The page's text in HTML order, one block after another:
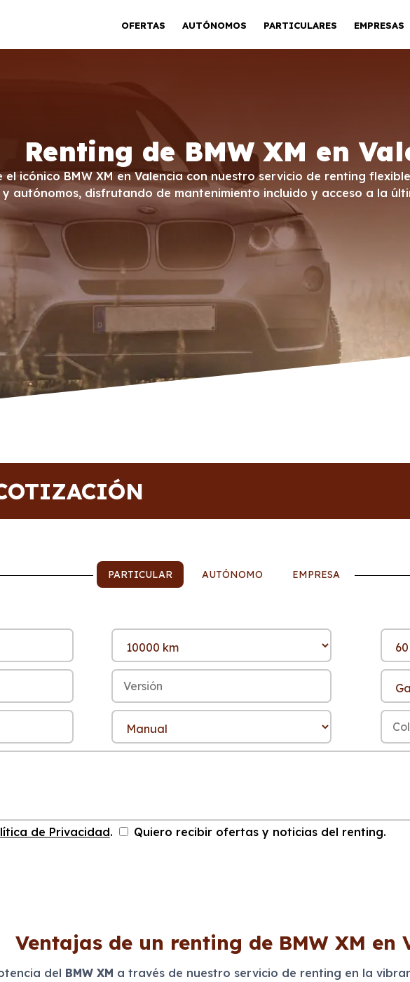
OFERTAS AUTÓNOMOS PARTICULARES EMPRESAS
Renting de BMW XM en
el icónico BMW XM en Valencia con nuestro servicio de renting
y autónomos, disfrutando de mantenimiento incluido y acceso a la
PARTICULAR AUTÓNOMO EMPRESA
de Privacidad. Quiero recibir ofertas y noticias del renting.
Ventajas de un renting de BMW XM en
del BMW XM a través de nuestro servicio de renting en la